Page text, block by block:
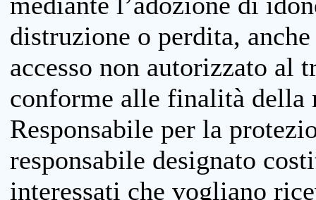
distruzione o perdita,
accesso non autorizzato al
conforme alle finalità della
Responsabile per la
responsabile designato
interessati che vogliano